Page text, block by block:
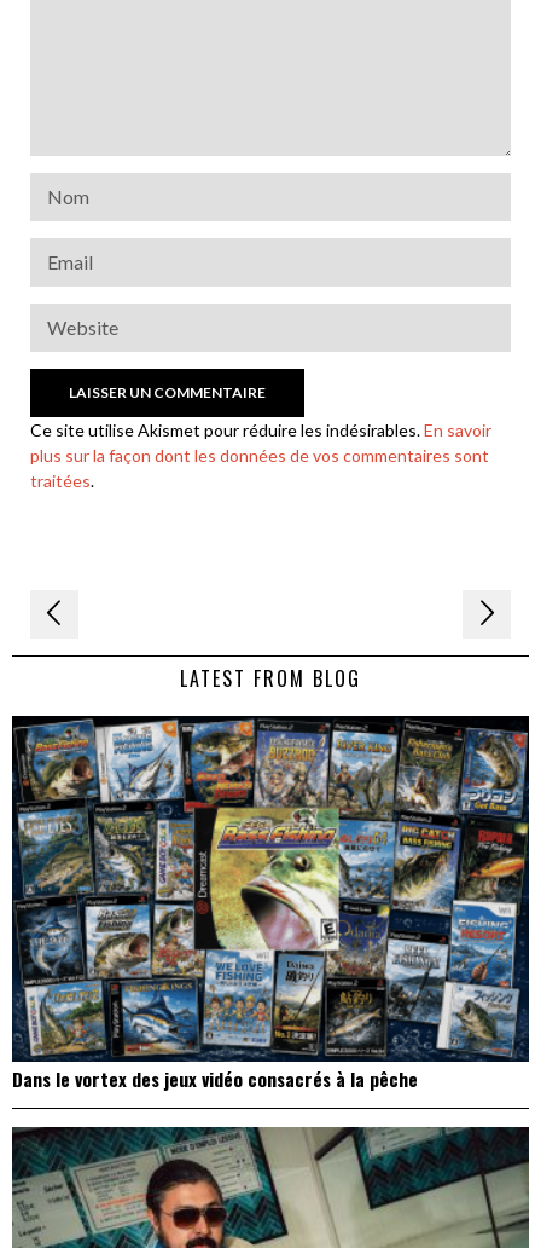
Ce site utilise Akismet pour réduire les indésirables.En savoir
plus sur la façon dont les données de vos commentaires sont
traitées.
Navigation
de LATEST FROM BLOG
Dans le vortex des jeux vidéo consacrés à la pêche